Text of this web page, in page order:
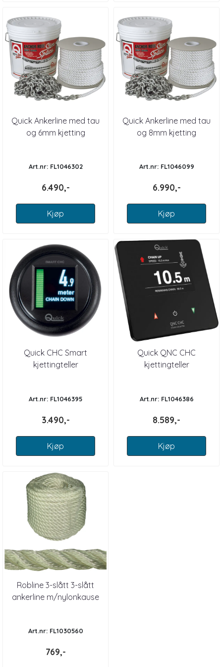
Quick Ankerline med tau
og 6mm kjetting
Art.nr: FL1046302
6.490,-
Kjøp
Quick Ankerline med tau
og 8mm kjetting
Art.nr: FL1046099
6.990,-
Kjøp
Quick CHC Smart
kjettingteller
Art.nr: FL1046395
3.490,-
Kjøp
Quick QNC CHC
kjettingteller
Art.nr: FL1046386
8.589,-
Kjøp
Robline 3-slått 3-slått
ankerline m/nylonkause
Art.nr: FL1030560
769,-